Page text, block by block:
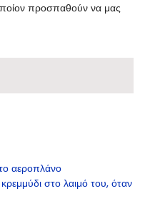
προσπαθούν να μας
αεροπλάνο
στο λαιμό του, όταν